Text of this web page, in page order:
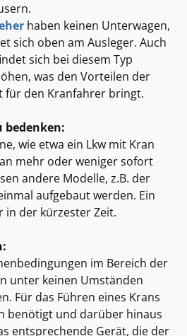
haben keinen Unterwagen,
sich oben am Ausleger. Auch
sich bei diesem Typ
was den Vorteilen der
für den Kranfahrer bringt.
bedenken:
wie etwa ein Lkw mit Kran
mehr oder weniger sofort
andere Modelle, z.B. der
aufgebaut werden. Ein
in der kürzester Zeit.
im Bereich der
unter keinen Umständen
Für das Führen eines Krans
benötigt und darüber hinaus
entsprechende Gerät, die der